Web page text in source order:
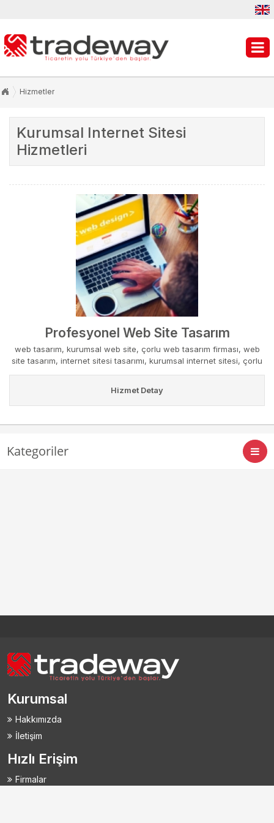
Hizmetler
Kurumsal Internet Sitesi
Hizmetleri
Profesyonel Web Site Tasarım
web tasarım, kurumsal web site, çorlu web tasarım firması, web
site tasarım, internet sitesi tasarımı, kurumsal internet sitesi, çorlu
Hizmet Detay
Kategoriler
Kurumsal
Hakkımızda
İletişim
Hızlı Erişim
Firmalar